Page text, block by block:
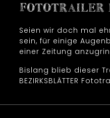
FOTOTRAILER
Seien wir doch mal
sein, für einige
einer Zeitung
Bislang blieb dieser
BEZIRKSBLÄTTER